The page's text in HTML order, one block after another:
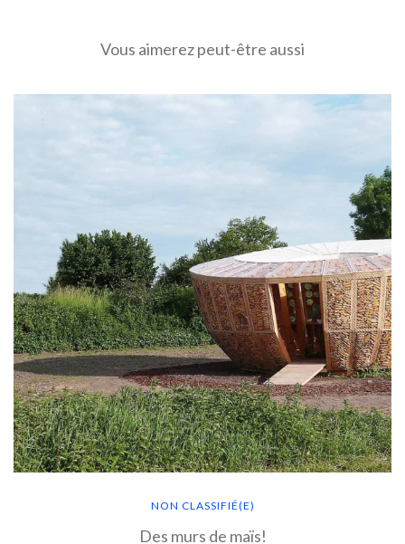
Vous aimerez peut-être aussi
NON CLASSIFIÉ(E)
Des murs de maïs!